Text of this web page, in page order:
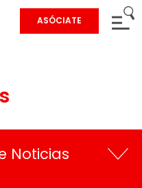
ASÓCIATE
Noticias